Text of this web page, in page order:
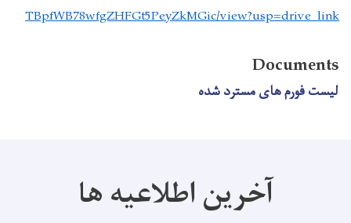
TBpfWB78wfgZHFGt5PeyZkMGic/view?usp=drive_link
Documents
لیست فورم های مسترد شده
آخرین اطلاعیه ها